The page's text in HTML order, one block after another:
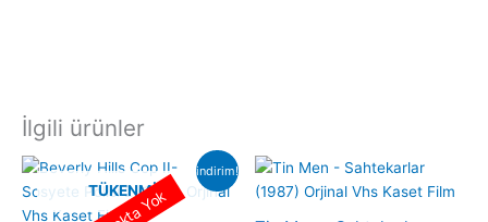
İlgili ürünler
indirim!
TÜKENMIŞ